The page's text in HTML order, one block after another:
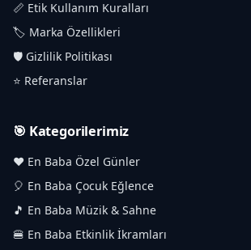
📏 Etik Kullanım Kuralları
🏷️ Marka Özellikleri
🛡️ Gizlilik Politikası
⭐ Referanslar
🎯 Kategorilerimiz
❤️ En Baba Özel Günler
🎈 En Baba Çocuk Eğlence
🎵 En Baba Müzik & Sahne
🍔 En Baba Etkinlik İkramları